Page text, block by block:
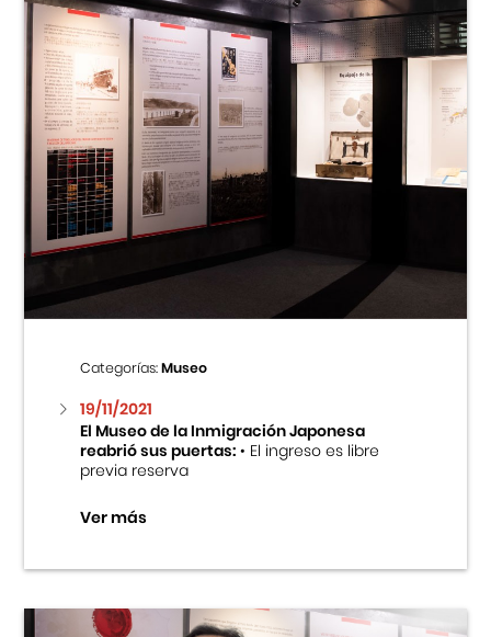
Categorías:Museo
19/11/2021
El Museo de la Inmigración Japonesa
reabrió sus puertas:• El ingreso es libre
previa reserva
Ver más